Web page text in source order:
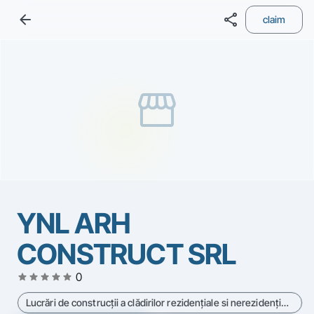
arrow_back share claim
storefront
YNL ARH
CONSTRUCT SRL
star star star star star 0
Lucrări de construcţii a clădirilor rezidenţiale si nerezidenţiale - Cod CAEN 4120